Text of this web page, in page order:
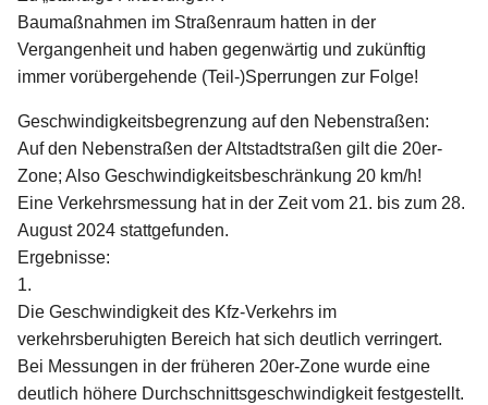
Baumaßnahmen im Straßenraum hatten in der
Vergangenheit und haben gegenwärtig und zukünftig
immer vorübergehende (Teil-)Sperrungen zur Folge!
Geschwindigkeitsbegrenzung auf den Nebenstraßen:
Auf den Nebenstraßen der Altstadtstraßen gilt die 20er-
Zone; Also Geschwindigkeitsbeschränkung 20 km/h!
Eine Verkehrsmessung hat in der Zeit vom 21. bis zum 28.
August 2024 stattgefunden.
Ergebnisse:
1.
Die Geschwindigkeit des Kfz-Verkehrs im
verkehrsberuhigten Bereich hat sich deutlich verringert.
Bei Messungen in der früheren 20er-Zone wurde eine
deutlich höhere Durchschnittsgeschwindigkeit festgestellt.